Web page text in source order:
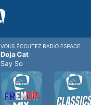
VOUS ÉCOUTEZ RADIO ESPACE
Doja Cat
Say So